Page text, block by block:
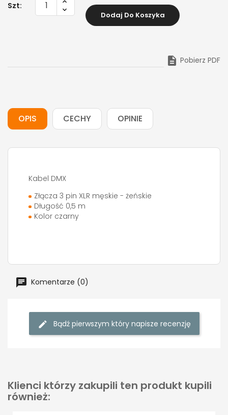
Szt:
Dodaj Do Koszyka
 Pobierz PDF
OPIS CECHY OPINIE
Kabel DMX
Złącza 3 pin XLR męskie - żeńskie
Długość 0,5 m
Kolor czarny
Komentarze (0)
Bądź pierwszym który napisze recenzję
Klienci którzy zakupili ten produkt kupili
również: